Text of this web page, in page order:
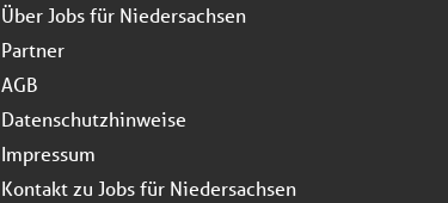
Über Jobs für Niedersachsen
Partner
AGB
Datenschutzhinweise
Impressum
Kontakt zu Jobs für Niedersachsen